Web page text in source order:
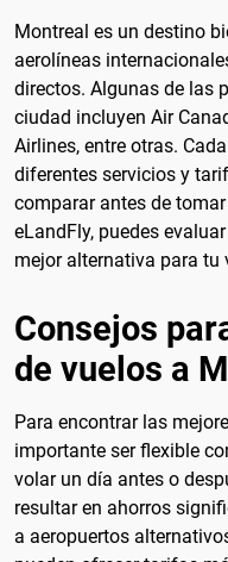
Montreal es un destino
aerolíneas
directos. Algunas de las
ciudad incluyen Air
Airlines, entre otras.
diferentes servicios y
comparar antes de
eLandFly, puedes
mejor alternativa para tu
Consejos
de vuelos a
Para encontrar las
importante ser flexible
volar un día antes o
resultar en ahorros
a aeropuertos